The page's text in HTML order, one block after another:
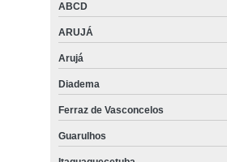
ABCD
ARUJÁ
Arujá
Diadema
Ferraz de Vasconcelos
Guarulhos